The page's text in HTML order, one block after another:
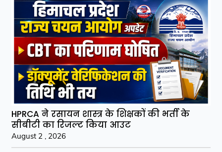
HPRCA ने रसायन शास्त्र के शिक्षकों की भर्ती के
सीबीटी का रिजल्ट किया आउट
August 2 , 2026